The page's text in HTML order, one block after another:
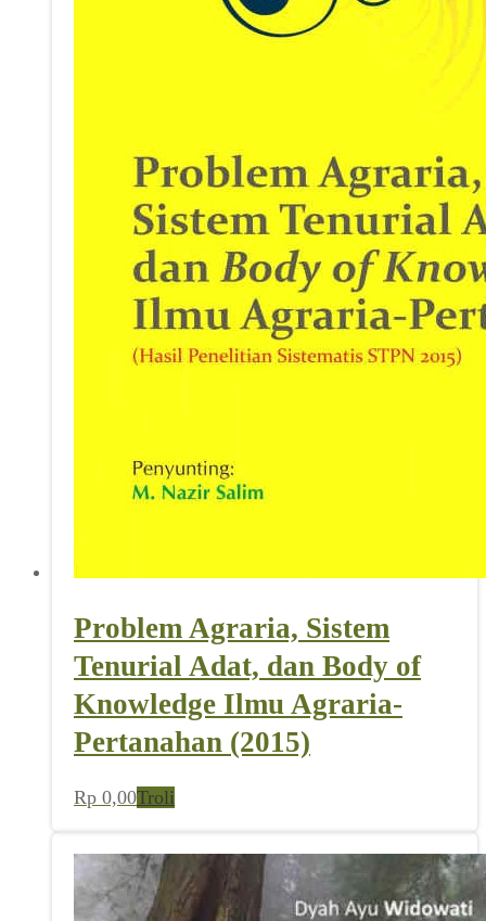
Problem Agraria, Sistem
Tenurial Adat, dan Body of
Knowledge Ilmu Agraria-
Pertanahan (2015)
Rp 0,00Troli